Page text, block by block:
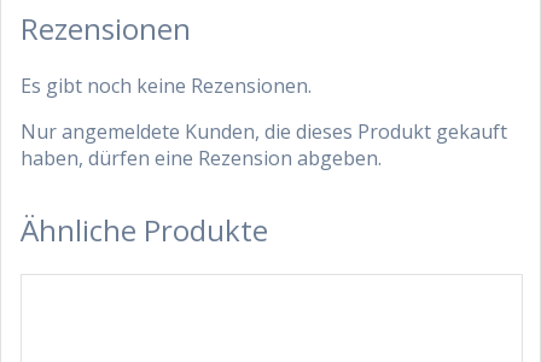
Rezensionen
Es gibt noch keine Rezensionen.
Nur angemeldete Kunden, die dieses Produkt gekauft
haben, dürfen eine Rezension abgeben.
Ähnliche Produkte